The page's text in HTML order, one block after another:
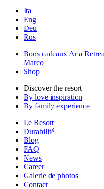
Ita
Eng
Deu
Rus
Bons cadeaux Aria
Marco
Shop
Discover the resort
By love inspiration
By family experience
Le Resort
Durabilité
Blog
FAQ
News
Career
Galerie de photos
Contact